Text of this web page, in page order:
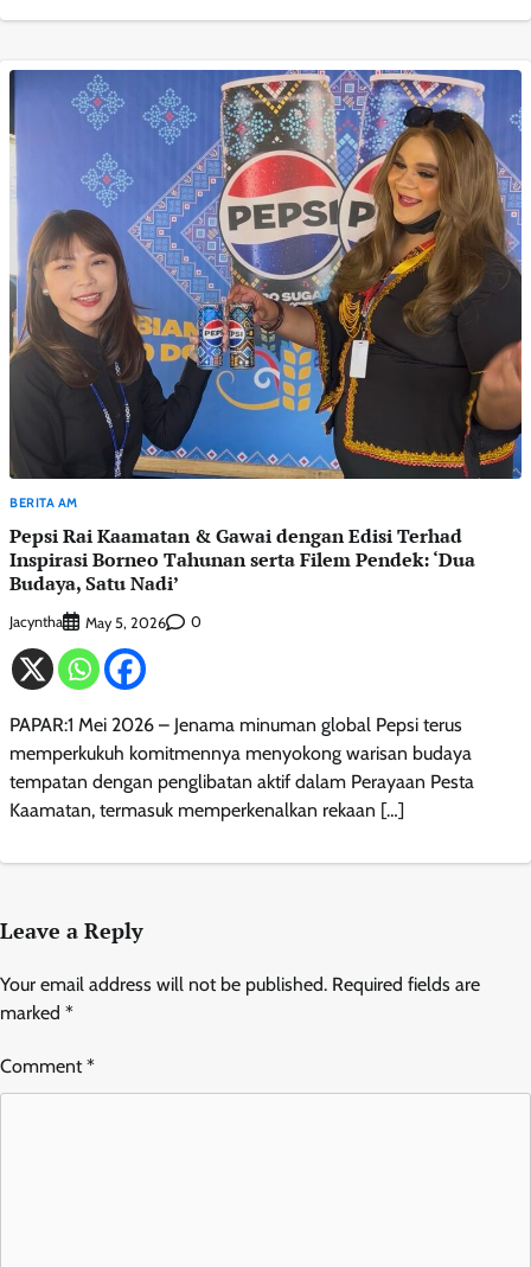
BERITA AM
Pepsi Rai Kaamatan & Gawai dengan Edisi Terhad
Inspirasi Borneo Tahunan serta Filem Pendek: ‘Dua
Budaya, Satu Nadi’
Jacyntha May 5, 2026 0
PAPAR:1 Mei 2026 – Jenama minuman global Pepsi terus
memperkukuh komitmennya menyokong warisan budaya
tempatan dengan penglibatan aktif dalam Perayaan Pesta
Kaamatan, termasuk memperkenalkan rekaan […]
Leave a Reply
Your email address will not be published. Required fields are
marked *
Comment*